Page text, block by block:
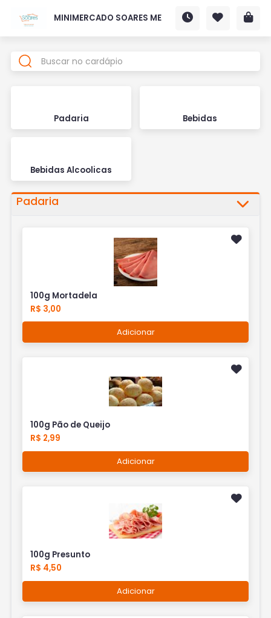
MINIMERCADO SOARES ME
Padaria Bebidas
Bebidas Alcoolicas
Padaria
100g Mortadela
R$ 3,00
Adicionar
100g Pão de Queijo
R$ 2,99
Adicionar
100g Presunto
R$ 4,50
Adicionar